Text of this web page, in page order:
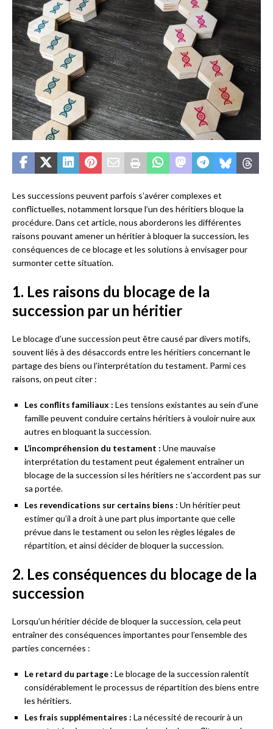
Les successions peuvent parfois s’avérer complexes et
conflictuelles, notamment lorsque l’un des héritiers bloque la
procédure. Dans cet article, nous aborderons les différentes
raisons pouvant amener un héritier à bloquer la succession, les
conséquences de ce blocage et les solutions à envisager pour
surmonter cette situation.
1. Les raisons du blocage de la
succession par un héritier
Le blocage d’une succession peut être causé par divers motifs,
souvent liés à des désaccords entre les héritiers concernant le
partage des biens ou l’interprétation du testament. Parmi ces
raisons, on peut citer :
Les conflits familiaux : Les tensions existantes au sein d’une
famille peuvent conduire certains héritiers à vouloir nuire aux
autres en bloquant la succession.
L’incompréhension du testament : Une mauvaise
interprétation du testament peut également entraîner un
blocage de la succession si les héritiers ne s’accordent pas sur
sa portée.
Les revendications sur certains biens : Un héritier peut
estimer qu’il a droit à une part plus importante que celle
prévue dans le testament ou selon les règles légales de
répartition, et ainsi décider de bloquer la succession.
2. Les conséquences du blocage de la
succession
Lorsqu’un héritier décide de bloquer la succession, cela peut
entraîner des conséquences importantes pour l’ensemble des
parties concernées :
Le retard du partage : Le blocage de la succession ralentit
considérablement le processus de répartition des biens entre
les héritiers.
Les frais supplémentaires : La nécessité de recourir à un